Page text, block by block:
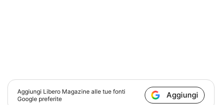
Aggiungi Libero Magazine alle tue fonti
Google preferite
Aggiungi